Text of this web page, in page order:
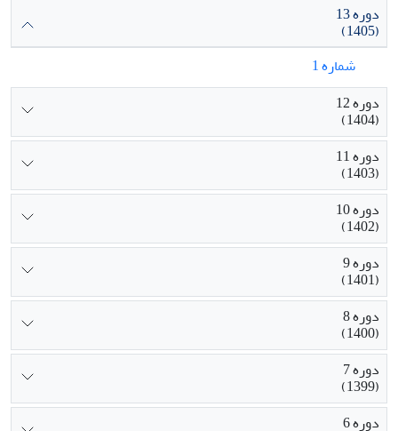
دوره 13
(1405)
شماره 1
دوره 12
(1404)
دوره 11
(1403)
دوره 10
(1402)
دوره 9
(1401)
دوره 8
(1400)
دوره 7
(1399)
دوره 6